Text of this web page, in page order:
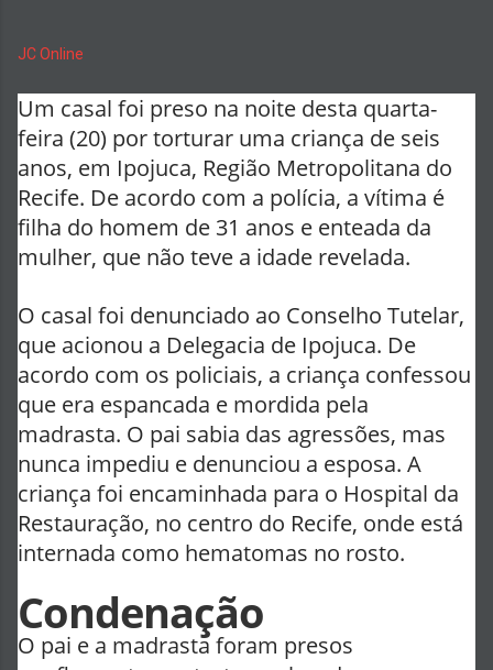
JC Online
Um casal foi preso na noite desta quarta-
feira (20) por torturar uma criança de seis
anos, em Ipojuca, Região Metropolitana do
Recife. De acordo com a polícia, a vítima é
filha do homem de 31 anos e enteada da
mulher, que não teve a idade revelada.
O casal foi denunciado ao Conselho Tutelar,
que acionou a Delegacia de Ipojuca. De
acordo com os policiais, a criança confessou
que era espancada e mordida pela
madrasta. O pai sabia das agressões, mas
nunca impediu e denunciou a esposa. A
criança foi encaminhada para o Hospital da
Restauração, no centro do Recife, onde está
internada como hematomas no rosto.
Condenação
O pai e a madrasta foram presos